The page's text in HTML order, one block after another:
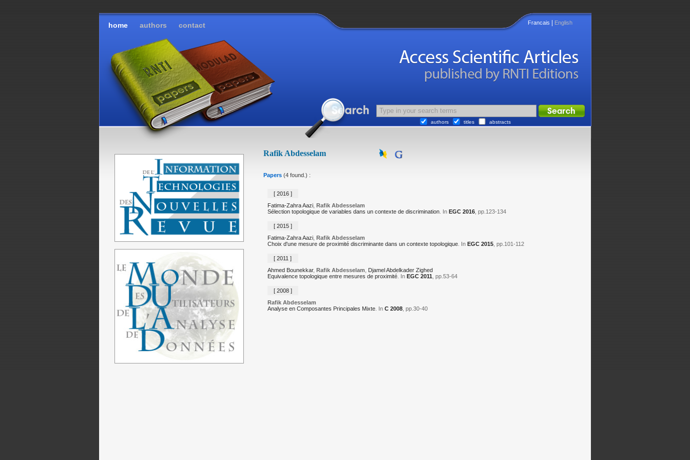
home authors contact Francais English
authors titles abstracts
Rafik Abdesselam
Papers (4 found.) :
[ 2016 ]
Fatima-Zahra Aazi, Rafik Abdesselam
Sélection topologique de variables dans un contexte de discrimination. In EGC 2016, pp.123-134
[ 2015 ]
Fatima-Zahra Aazi, Rafik Abdesselam
Choix d'une mesure de proximité discriminante dans un contexte topologique. In EGC 2015, pp.101-112
[ 2011 ]
Ahmed Bounekkar, Rafik Abdesselam
Djamel Abdelkader Zighed
Equivalence topologique entre mesures de proximité. In EGC 2011 , pp.53-64
[ 2008 ]
Rafik Abdesselam
Analyse en Composantes Principales Mixte. In C 2008, pp.30-40